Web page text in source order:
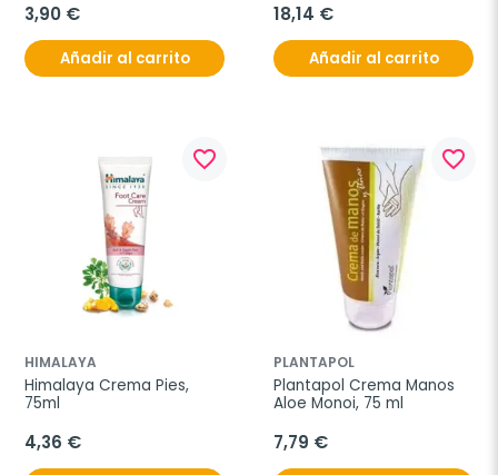
3,90 €
Añadir al carrito
18,14 €
Añadir al carrito
favorite_border
HIMALAYA
Himalaya Crema Pies,
75ml
4,36 €
favorite_border
PLANTAPOL
Plantapol Crema Manos
Aloe Monoi, 75 ml
7,79 €